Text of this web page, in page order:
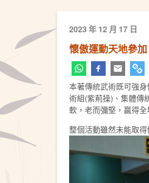
2023 年 12 月 17 日
懷傲運動天地參加
本著傳統武術既可強
術組(紫荊操)、集體傳
軟，老而彌堅，贏得
整個活動雖然未能取